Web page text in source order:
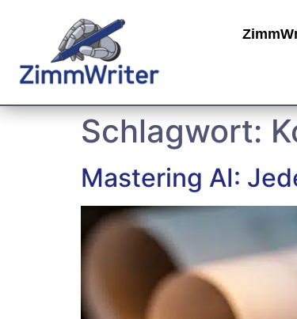
Schlagwort:
Mastering AI: